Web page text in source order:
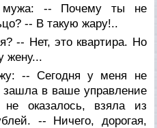
мужа: -- Почему ты не
-- В такую жару!..
-- Нет, это квартира. Но
жену...
-- Сегодня у меня не
зашла в ваше управление
оказалось, взяла из
-- Ничего, дорогая,